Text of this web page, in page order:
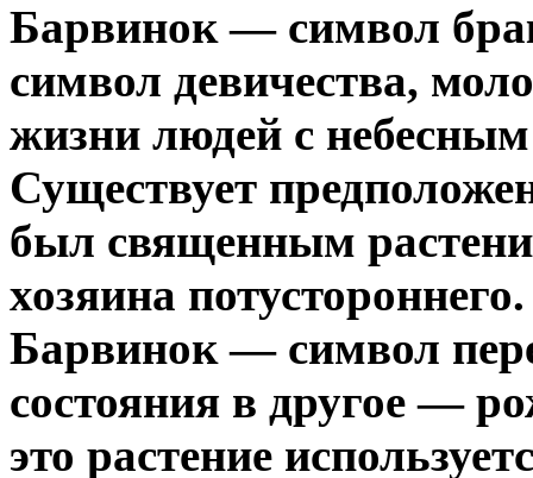
Барвинок — символ
символ девичества,
жизни людей с
Существует
был священным
хозяина потустороннего.
Барвинок — символ
состояния в другое —
это растение